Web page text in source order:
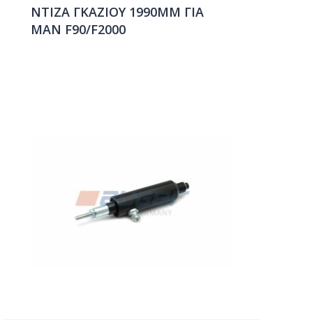
ΝΤΙΖΑ ΓΚΑΖΙΟΥ 1990ΜΜ ΓΙΑ
ΜΑΝ F90/F2000